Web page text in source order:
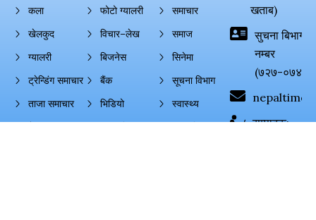
कला
खेलकुद
ग्यालरी
ट्रेन्डिंग समाचार
ताजा समाचार
फोटो ग्यालरी
विचार–लेख
बिजनेस
बैंक
भिडियो
समाचार
समाज
सिनेमा
सूचना विभाग
स्वास्थ्य
खताब)
सुचना बिभाग
नम्बर
(७२७-०७४-
सम्पादक: